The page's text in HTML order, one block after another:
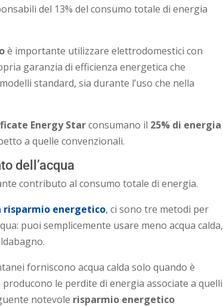
del 13% del consumo totale di energia
è importante utilizzare elettrodomestici con
garanzia di efficienza energetica che
standard, sia durante l’uso che nella
Energy Starconsumano il 25% di energia
a quelle convenzionali.
dell’acqua
contributo al consumo totale di energia.
risparmio energetico, ci sono tre metodi per
puoi semplicemente usare meno acqua calda,
forniscono acqua calda solo quando è
le perdite di energia associate a quelli
notevole risparmio energetico